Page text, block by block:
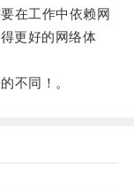
在工作中依赖网
更好的网络体
不同！。